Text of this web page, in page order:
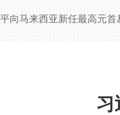
向马来西亚新任最高元首
习